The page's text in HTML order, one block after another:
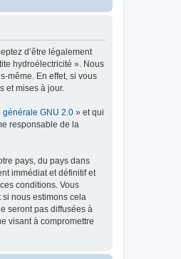
d’être légalement
hydroélectricité ». Nous
même. En effet, si vous
et mises à jour.
GNU 2.0 » et qui
responsable de la
pays, du pays dans
immédiat et définitif et
conditions. Vous
nous estimons cela
seront pas diffusées à
visant à compromettre